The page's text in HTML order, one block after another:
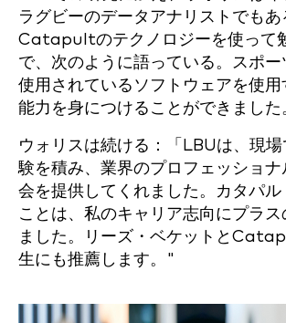
ラグビーのデータアナリストでもあ
Catapultのテクノロジーを使って
で、次のように語っている。 スポー
使用されているソフトウェアを使用
能力を身につけることができました
ウォリスは続ける：「LBUは、現
験を積み、業界のプロフェッショ
会を提供してくれました。カタパル
ことは、私のキャリア志向にプラス
ました。リーズ・ベケットと
生にも推薦します。"